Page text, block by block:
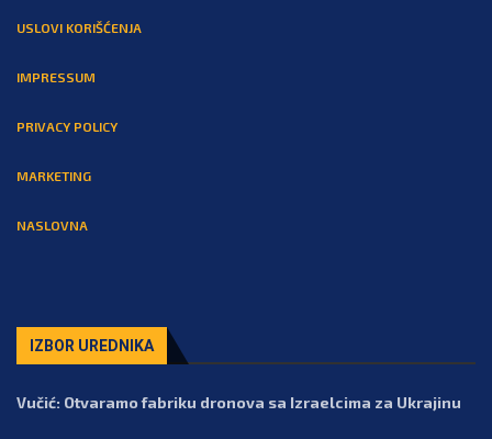
USLOVI KORIŠĆENJA
IMPRESSUM
PRIVACY POLICY
MARKETING
NASLOVNA
IZBOR UREDNIKA
Vučić: Otvaramo fabriku dronova sa Izraelcima za Ukrajinu